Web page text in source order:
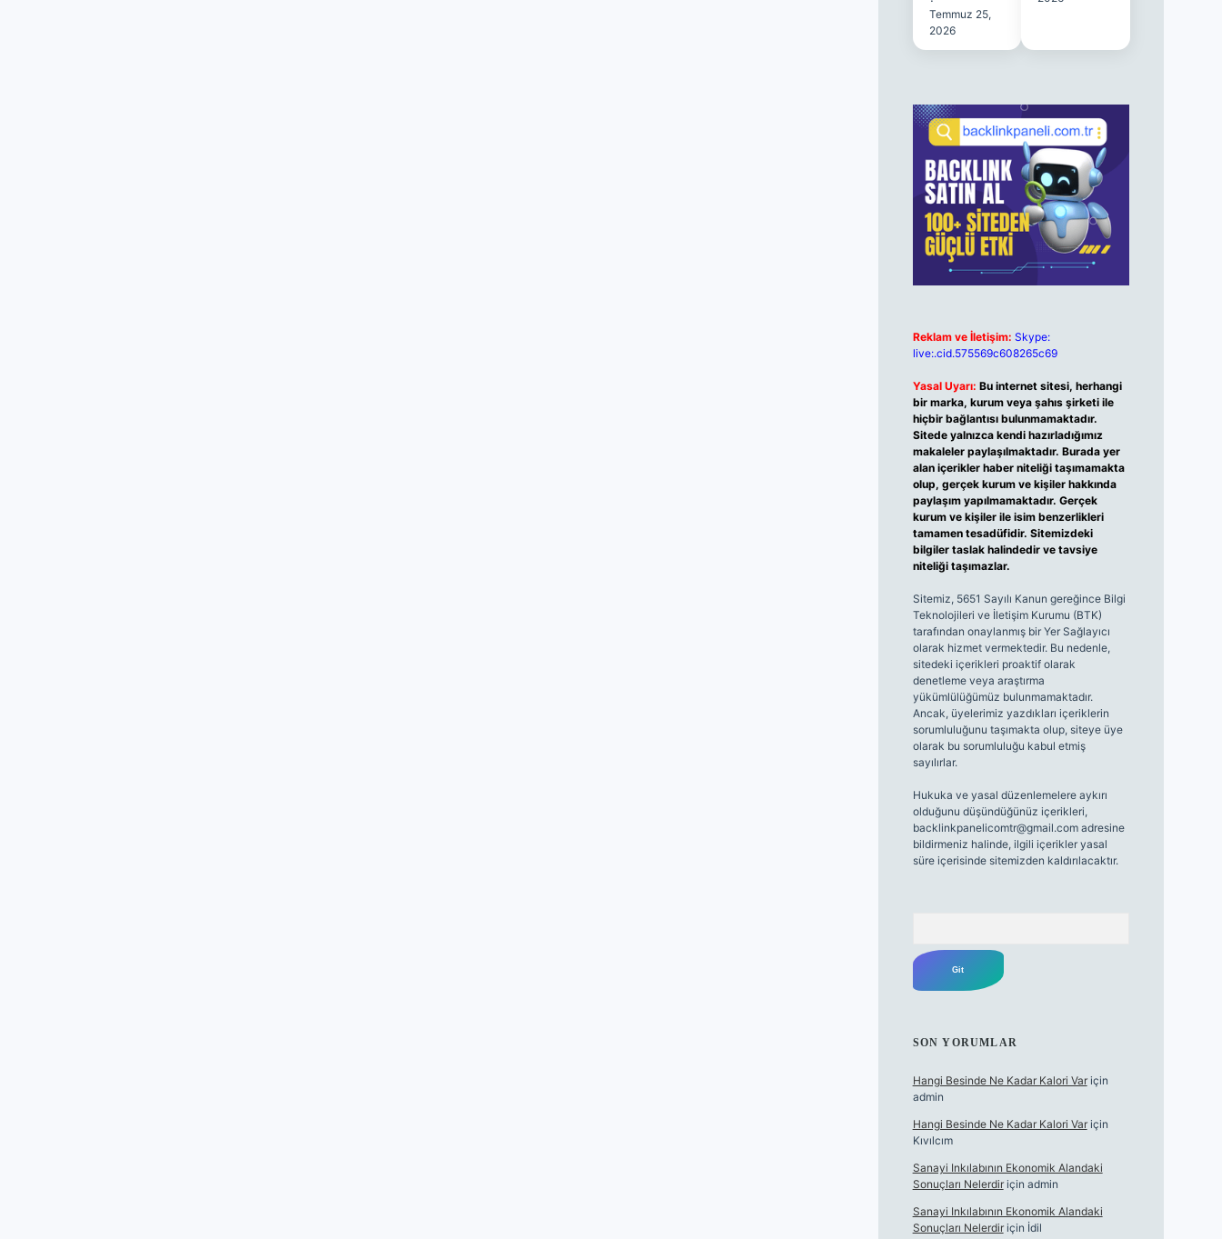
Temmuz 25,
2026
Reklam ve İletişim: Skype:
live:.cid.575569c608265c69
Yasal Uyarı: Bu internet sitesi, herhangi
bir marka, kurum veya şahıs şirketi ile
hiçbir bağlantısı bulunmamaktadır.
Sitede yalnızca kendi hazırladığımız
makaleler paylaşılmaktadır. Burada yer
alan içerikler haber niteliği taşımamakta
olup, gerçek kurum ve kişiler hakkında
paylaşım yapılmamaktadır. Gerçek
kurum ve kişiler ile isim benzerlikleri
tamamen tesadüfidir. Sitemizdeki
bilgiler taslak halindedir ve tavsiye
niteliği taşımazlar.
Sitemiz, 5651 Sayılı Kanun gereğince Bilgi
Teknolojileri ve İletişim Kurumu (BTK)
tarafından onaylanmış bir Yer Sağlayıcı
olarak hizmet vermektedir. Bu nedenle,
sitedeki içerikleri proaktif olarak
denetleme veya araştırma
yükümlülüğümüz bulunmamaktadır.
Ancak, üyelerimiz yazdıkları içeriklerin
sorumluluğunu taşımakta olup, siteye üye
olarak bu sorumluluğu kabul etmiş
sayılırlar.
Hukuka ve yasal düzenlemelere aykırı
olduğunu düşündüğünüz içerikleri,
backlinkpanelicomtr@gmail.comadresine
bildirmeniz halinde, ilgili içerikler yasal
süre içerisinde sitemizden kaldırılacaktır.
SON YORUMLAR
Hangi Besinde Ne Kadar Kalori Variçin
admin
Hangi Besinde Ne Kadar Kalori Variçin
Kıvılcım
Sanayi Inkılabının Ekonomik Alandaki
Sonuçları Nelerdiriçin admin
Sanayi Inkılabının Ekonomik Alandaki
Sonuçları Nelerdiriçin İdil